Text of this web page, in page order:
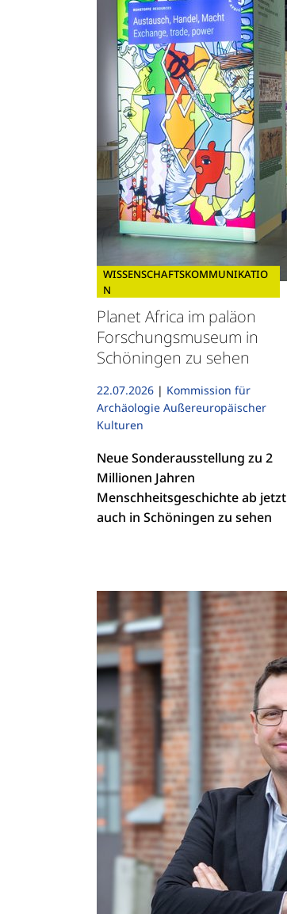
WISSENSCHAFTSKOMMUNIKATIO
N
Planet Africa im paläon
Forschungsmuseum in
Schöningen zu sehen
22.07.2026 | Kommission für
Archäologie Außereuropäischer
Kulturen
Neue Sonderausstellung zu 2
Millionen Jahren
Menschheitsgeschichte ab jetzt
auch in Schöningen zu sehen